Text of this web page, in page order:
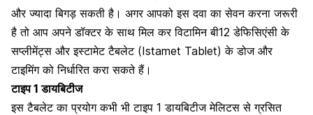
और ज्यादा बिगड़ सकती है। अगर आपको इस दवा का सेवन करना जरूरी
है तो आप अपने डॉक्टर के साथ मिल कर विटामिन बी12 डेफिसिएंसी के
सप्लीमेंट्स और इस्टामेट टैबलेट (Istamet Tablet) के डोज और
टाइमिंग को निर्धारित करा सकते हैं।
टाइप 1 डायबिटीज
इस टैबलेट का प्रयोग कभी भीटाइप 1 डायबिटीज मेलिटस से ग्रसित